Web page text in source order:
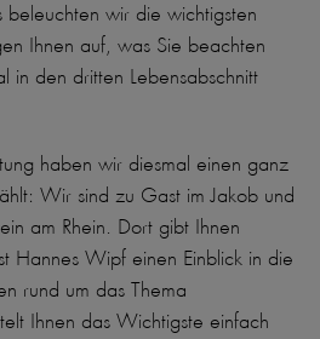
beleuchten wir die wichtigsten
Ihnen auf, was Sie beachten
in den dritten Lebensabschnitt
haben wir diesmal einen ganz
Wir sind zu Gast im Jakob und
am Rhein. Dort gibt Ihnen
Hannes Wipf einen Einblick in die
rund um das Thema
Ihnen das Wichtigste einfach